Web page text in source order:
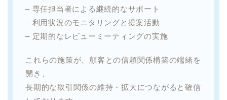
– 専任担当者による継続的なサポート
– 利用状況のモニタリングと提案活動
– 定期的なレビューミーティングの実施
これらの施策が、顧客との信頼関係構築の端緒を
開き、
長期的な取引関係の維持・拡大につながると確信